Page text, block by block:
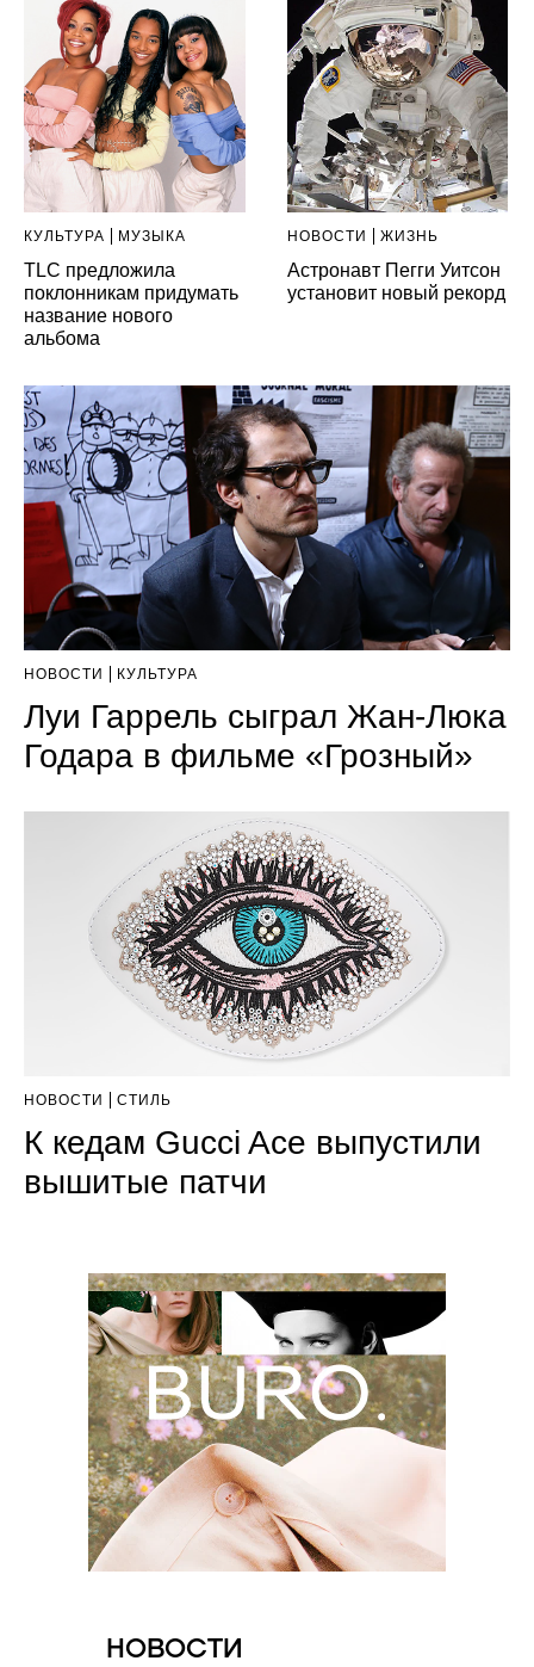
КУЛЬТУРА МУЗЫКА
TLC предложила
поклонникам придумать
название нового
альбома
НОВОСТИ ЖИЗНЬ
Астронавт Пегги Уитсон
установит новый рекорд
НОВОСТИ КУЛЬТУРА
Луи Гаррель сыграл Жан-Люка
Годара в фильме «Грозный»
НОВОСТИ СТИЛЬ
К кедам Gucci Ace выпустили
вышитые патчи
НОВОСТИ